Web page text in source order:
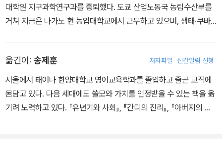
대학원 지구과학연구과를 중퇴했다. 도쿄 산업노동국 농림수산부를
거쳐 지금은 나가노 현 농업대학교에서 근무하고 있으며, 생태·쿠바
지은 책으로 《200만 도시가 유기채소로 자급 가능한 이유―도시농
업 대국 쿠바 리포트》 《1,000만 명이 반(反)글로벌리즘으로 자급·자
립이 가능한 이유―슬로라이프 대국 쿠바 리포트》 《의료천국, 쿠바
를 가다》(2011, 파피에) 《세계가 쿠바의 고학력에 주목하는 이유》
옮긴이: 송제훈 저자파일 신간알림 신청
서울에서 태어나 한양대학교 영어교육학과를 졸업하고 줄곧 교직에
몸담고 있다. 다음 세대에도 쓸모와 가치를 인정받을 수 있는 책을 옮
기려 노력하고 있다. 『유년기와 사회』, 『간디의 진리』, 『아버지의 손』